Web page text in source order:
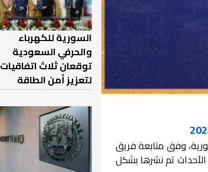
وفق متابعة فريق
تم نشرها بشكل
السورية للكهرباء
والحرفي السعودية
توقعان ثلاث اتفاقيات
لتعزيز أمن الطاقة